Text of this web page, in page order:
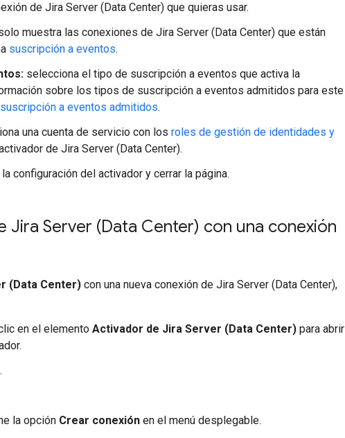
de Jira Server (Data Center) que quieras usar.
muestra las conexiones de Jira Server (Data Center) que están
suscripción a eventos.
selecciona el tipo de suscripción a eventos que activa la
sobre los tipos de suscripción a eventos admitidos para este
a eventos admitidos.
una cuenta de servicio con los roles de gestión de identidades y
de Jira Server (Data Center).
configuración del activador y cerrar la página.
Server (Data Center) con una conexión
(Data Center) con una nueva conexión de Jira Server (Data Center),
en el elemento Activador de Jira Server (Data Center) para abrir
.
la opción Crear conexión en el menú desplegable.